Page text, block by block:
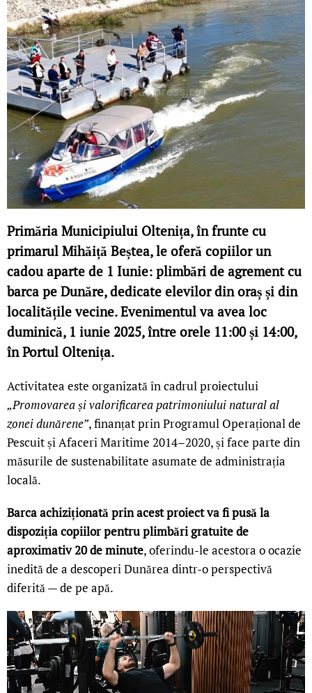
Primăria Municipiului Oltenița, în frunte cu
primarul Mihăiță Beștea, le oferă copiilor un
cadou aparte de 1 Iunie: plimbări de agrement cu
barca pe Dunăre, dedicate elevilor din oraș și din
localitățile vecine. Evenimentul va avea loc
duminică, 1 iunie 2025, între orele 11:00 și 14:00,
în Portul Oltenița.
Activitatea este organizată în cadrul proiectului
„Promovarea și valorificarea patrimoniului natural al
zonei dunărene”, finanțat prin Programul Operațional de
Pescuit și Afaceri Maritime 2014–2020, și face parte din
măsurile de sustenabilitate asumate de administrația
locală.
Barca achiziționată prin acest proiect va fi pusă la
dispoziția copiilor pentru plimbări gratuite de
aproximativ 20 de minute, oferindu-le acestora o ocazie
inedită de a descoperi Dunărea dintr-o perspectivă
diferită — de pe apă.